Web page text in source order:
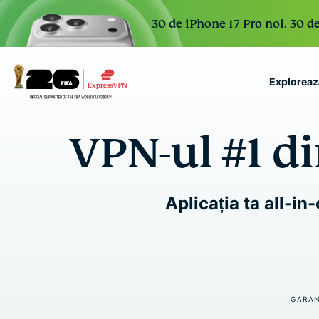
30 de iPhone 17 Pro noi. 30
VPN protection for
to deploy, simple to
VPN-ul #1
Aplicația ta all-